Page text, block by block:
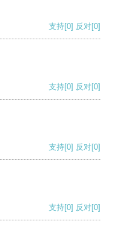
支持[0] 反对[0]
支持[0] 反对[0]
支持[0] 反对[0]
支持[0] 反对[0]